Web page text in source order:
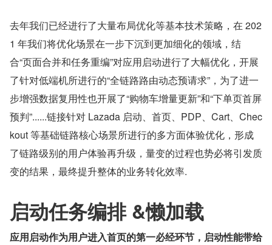
去年我们已经进行了大量布局优化等基本技术策略，在 202
1 年我们将优化场景在一步下沉到更加细化的领域，结
合“页面合并和任务重编”对应用启动进行了大幅优化，开展
了针对低端机所进行的“全链路路由动态预请求”，为了进一
步增强数据复用性也开展了“购物车增量更新”和“下单页首屏
预判”......链接针对 Lazada 启动、首页、PDP、Cart、Chec
kout 等基础链路核心场景所进行的多方面体验优化，形成
了链路级别的用户体验再升级，量变的过程也势必将引发质
变的结果，最终提升整体的业务转化效率.
启动任务编排 &懒加载
应用启动作为用户进入首页的第一必经环节，启动性能带给